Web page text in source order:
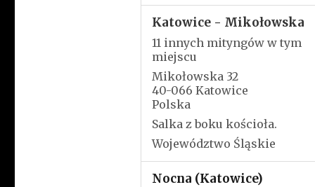
Katowice - Mikołowska
11 innych mityngów w tym
miejscu
Mikołowska 32
40-066 Katowice
Polska
Salka z boku kościoła.
Województwo Śląskie
Nocna (Katowice)